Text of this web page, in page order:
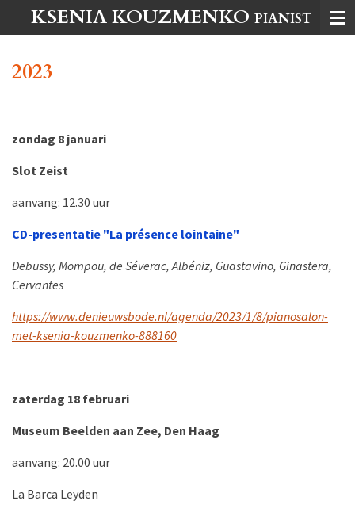
direct
de
KSENIA KOUZMENKO PIANIST
2023
zondag 8 januari
Slot Zeist
aanvang: 12.30 uur
CD-presentatie "La présence lointaine"
Debussy, Mompou, de Séverac, Albéniz, Guastavino, Ginastera,
Cervantes
https://www.denieuwsbode.nl/agenda/2023/1/8/pianosalon-
met-ksenia-kouzmenko-888160
zaterdag 18 februari
Museum Beelden aan Zee, Den Haag
aanvang: 20.00 uur
La Barca Leyden